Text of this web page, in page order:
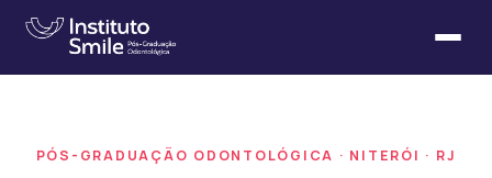
PÓS-GRADUAÇÃO ODONTOLÓGICA · NITERÓI · RJ